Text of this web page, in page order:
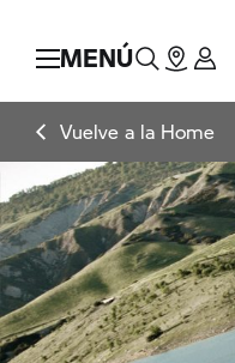
MENÚ
Vuelve a la Home